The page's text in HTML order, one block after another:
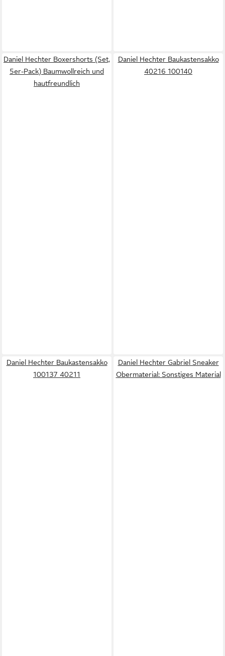
Daniel Hechter Boxershorts (Set,
5er-Pack) Baumwollreich und
hautfreundlich
Daniel Hechter Baukastensakko
40216 100140
Daniel Hechter Baukastensakko
100137 40211
Daniel Hechter Gabriel Sneaker
Obermaterial: Sonstiges Material